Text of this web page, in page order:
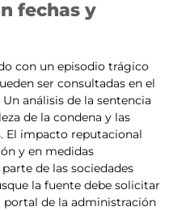
fechas y
con un episodio trágico
ser consultadas en el
análisis de la sentencia
de la condena y las
El impacto reputacional
y en medidas
de las sociedades
la fuente debe solicitar
portal de la administración